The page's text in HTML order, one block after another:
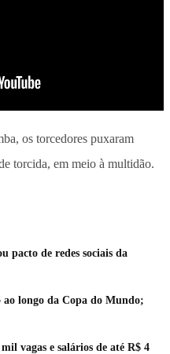
os torcedores puxaram
torcida, em meio à multidão.
pacto de redes sociais da
ao longo da Copa do Mundo;
vagas e salários de até R$ 4